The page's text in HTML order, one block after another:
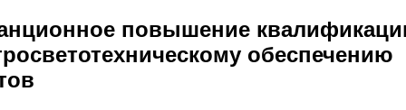
повышение
обеспечению